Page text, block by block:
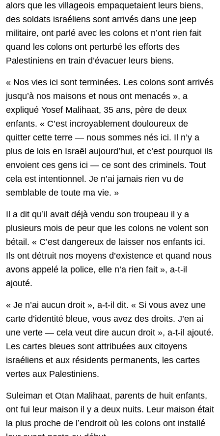
alors que les villageois empaquetaient leurs biens,
des soldats israéliens sont arrivés dans une jeep
militaire, ont parlé avec les colons et n’ont rien fait
quand les colons ont perturbé les efforts des
Palestiniens en train d’évacuer leurs biens.
« Nos vies ici sont terminées. Les colons sont arrivés
jusqu’à nos maisons et nous ont menacés », a
expliqué Yosef Malihaat, 35 ans, père de deux
enfants. « C’est incroyablement douloureux de
quitter cette terre — nous sommes nés ici. Il n’y a
plus de lois en Israël aujourd’hui, et c’est pourquoi ils
envoient ces gens ici — ce sont des criminels. Tout
cela est intentionnel. Je n’ai jamais rien vu de
semblable de toute ma vie. »
Il a dit qu’il avait déjà vendu son troupeau il y a
plusieurs mois de peur que les colons ne volent son
bétail. « C’est dangereux de laisser nos enfants ici.
Ils ont détruit nos moyens d’existence et quand nous
avons appelé la police, elle n’a rien fait », a-t-il
ajouté.
« Je n’ai aucun droit », a-t-il dit. « Si vous avez une
carte d’identité bleue, vous avez des droits. J’en ai
une verte — cela veut dire aucun droit », a-t-il ajouté.
Les cartes bleues sont attribuées aux citoyens
israéliens et aux résidents permanents, les cartes
vertes aux Palestiniens.
Suleiman et Otan Malihaat, parents de huit enfants,
ont fui leur maison il y a deux nuits. Leur maison était
la plus proche de l’endroit où les colons ont installé